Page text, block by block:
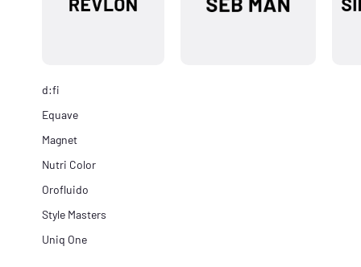
d:fi
Equave
Magnet
Nutri Color
Orofluido
Style Masters
Uniq One